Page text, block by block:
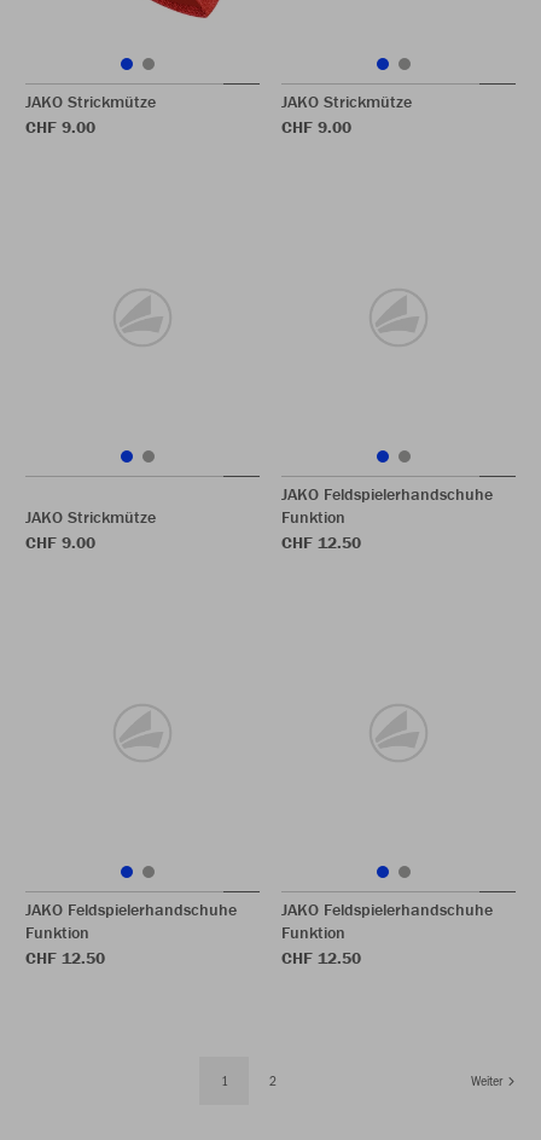
JAKO Strickmütze
CHF 9.00
JAKO Strickmütze
CHF 9.00
JAKO Strickmütze
CHF 9.00
JAKO Feldspielerhandschuhe
Funktion
CHF 12.50
JAKO Feldspielerhandschuhe
Funktion
CHF 12.50
JAKO Feldspielerhandschuhe
Funktion
CHF 12.50
1 2 Weiter